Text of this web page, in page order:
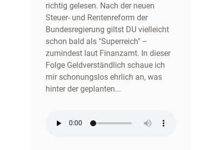
richtig gelesen. Nach der neuen
Steuer- und Rentenreform der
Bundesregierung giltst DU vielleicht
schon bald als "Superreich" –
zumindest laut Finanzamt. In dieser
Folge Geldverständlich schaue ich
mir schonungslos ehrlich an, was
hinter der geplanten...